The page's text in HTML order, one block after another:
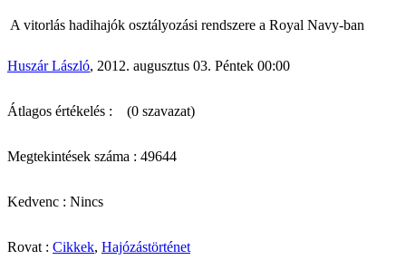
A vitorlás hadihajók osztályozási rendszere a Royal Navy-ban
Huszár László, 2012. augusztus 03. Péntek 00:00
Átlagos értékelés : (0 szavazat)
Megtekintések száma : 49644
Kedvenc : Nincs
Rovat : Cikkek, Hajózástörténet